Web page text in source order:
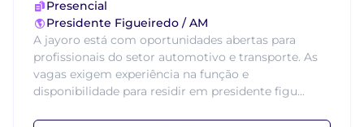
Presencial
Presidente Figueiredo / AM
A jayoro está com oportunidades abertas para
profissionais do setor automotivo e transporte. As
vagas exigem experiência na função e
disponibilidade para residir em presidente figu...